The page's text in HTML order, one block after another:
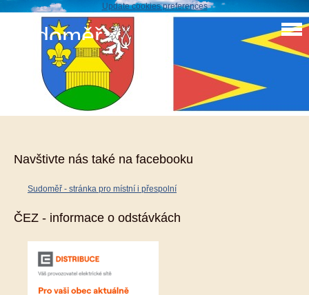
Update cookies preferences
Sudoměř
Nabídka pozemku k pronájmu
Navštivte nás také na facebooku
Sudoměř - stránka pro místní i přespolní
ČEZ - informace o odstávkách